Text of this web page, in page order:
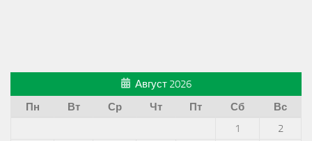
Август 2026
Пн
Вт Ср Чт Пт Сб
Вс
1
2